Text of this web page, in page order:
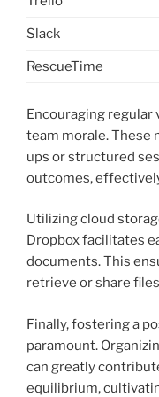
Slack
RescueTime
Encouraging regular
team morale. These
ups or structured
outcomes,
Utilizing cloud
Dropbox facilitates
documents. This
retrieve or share
Finally, fostering a
paramount.
can greatly
equilibrium,